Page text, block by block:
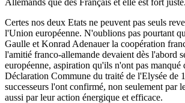
Certes nos deux Etats ne peuvent pas seuls
l'Union européenne. N'oublions pas pourtant
Gaulle et Konrad Adenauer la coopération
l'amitié franco-allemande devaient dès l'abord
européenne, aspiration qu'ils n'ont pas manqué
Déclaration Commune du traité de l'Elysée de
successeurs l'ont confirmé, non seulement par
aussi par leur action énergique et efficace.